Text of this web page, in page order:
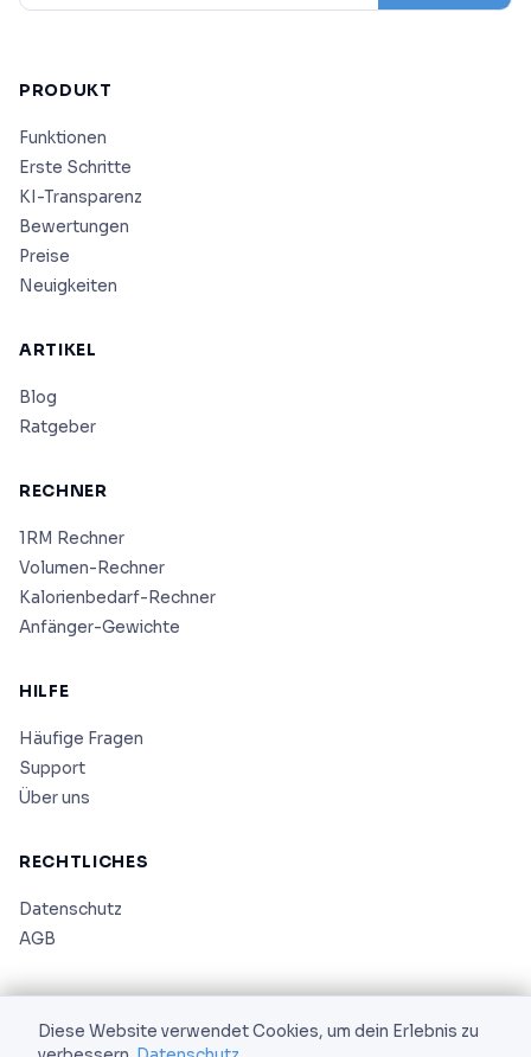
PRODUKT
Funktionen
Erste Schritte
KI-Transparenz
Bewertungen
Preise
Neuigkeiten
ARTIKEL
Blog
Ratgeber
RECHNER
1RM Rechner
Volumen-Rechner
Kalorienbedarf-Rechner
Anfänger-Gewichte
HILFE
Häufige Fragen
Support
Über uns
RECHTLICHES
Datenschutz
AGB
Diese Website verwendet Cookies, um dein Erlebnis zu